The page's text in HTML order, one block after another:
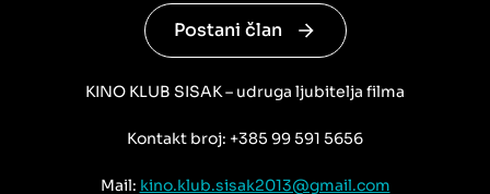
Postani član
KINO KLUB SISAK – udruga ljubitelja filma
Kontakt broj: +385 99 591 5656
Mail: kino.klub.sisak2013@gmail.com